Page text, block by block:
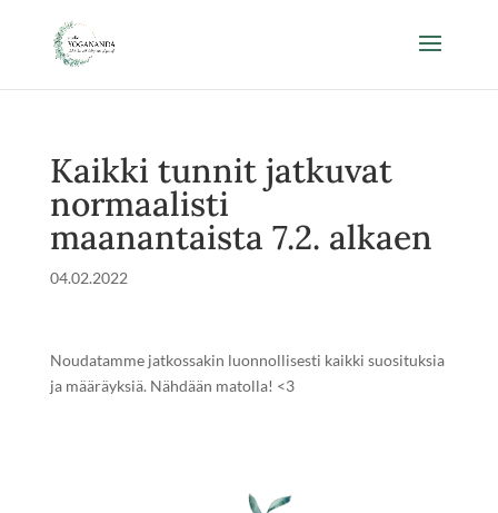
Kaikki tunnit jatkuvat
normaalisti
maanantaista 7.2. alkaen
04.02.2022
Noudatamme jatkossakin luonnollisesti kaikki suosituksia
ja määräyksiä. Nähdään matolla! <3